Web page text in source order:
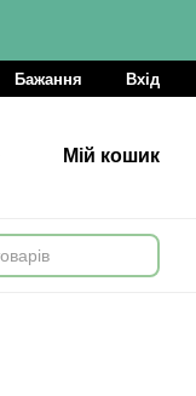
Бажання Вхід
Мій кошик